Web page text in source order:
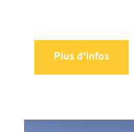
Plus d'infos